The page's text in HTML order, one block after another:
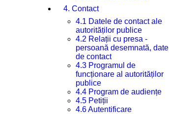
4. Contact
4.1 Datele de contact ale
autorităților publice
4.2 Relații cu presa -
persoană desemnată, date
de contact
4.3 Programul de
funcționare al autorităților
publice
4.4 Program de audiențe
4.5 Petiții
4.6 Autentificare